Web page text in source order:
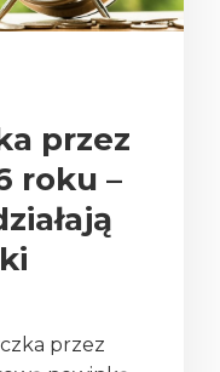
przez
roku –
przez